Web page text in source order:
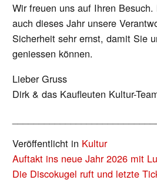
Wir freuen uns auf Ihren
auch dieses Jahr unsere
Sicherheit sehr ernst, damit Sie
geniessen können.
Lieber Gruss
Dirk & das Kaufleuten Kultur-
Veröffentlicht in Kultur
BEITRAGS-
Auftakt ins neue Jahr 2026 mit
Die Discokugel ruft und letzte